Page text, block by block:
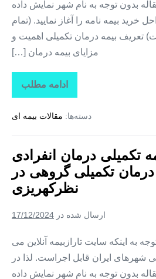
بدون توجه به نام شهر نمایش داده
خرید بیمه نامه را آغاز نمایید. (تمام
تعریف بیمه درمان تکمیلی اهمیت و
مزایای بیمه درمان […]
ادامه مطلب
تاراز
بیمه
بیمه
درمان
+
بیمه
درمان
تکمیلی
گروهی
وایقان
دسته‌ها: مقالات بیمه ای
تکمیلی درمان انفرادی
درمان تکمیلی گروهی در
نظرکهریزی
ارسال شده در 17/12/2024
به اینکه سایت تارازبیمه آنلاین می
شهرهای ایران قابل اجراست. لذا در
بدون توجه به نام شهر نمایش داده